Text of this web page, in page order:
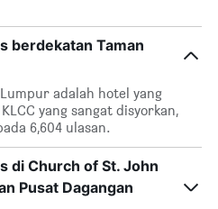
berdekatan Taman
adalah hotel yang
yang sangat disyorkan,
6,604 ulasan.
di Church of St. John
Pusat Dagangan